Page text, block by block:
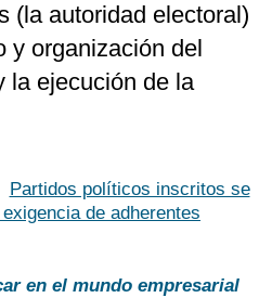
(la autoridad electoral)
y organización del
la ejecución de la
Partidos políticos inscritos se
de adherentes
en el mundo empresarial